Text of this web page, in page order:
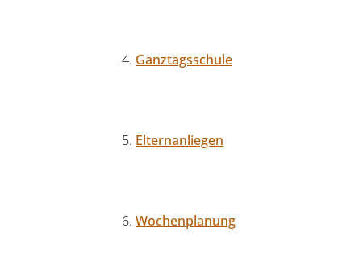
Ganztagsschule
Elternanliegen
Wochenplanung